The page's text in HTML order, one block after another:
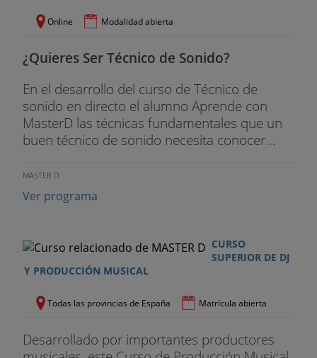
- El loop.
- Las escalas - Escala cromática y diatónica.
- Los acordes y arpegios.
- Los acordes mayores. Creación de melodías.
- Tipos de comienzo. Los signos de repetición.
- El quinto grado.
- Inversión de acordes - La ligadura de unión y la
síncopa.
Online Modalidad abierta
¿Quieres Ser Técnico de Sonido?
En el desarrollo del curso de Técnico de
sonido en directo el alumno Aprende con
MasterD las técnicas fundamentales que un
buen técnico de sonido necesita conocer...
MASTER D
Ver programa
CURSO
SUPERIOR DE DJ
Y PRODUCCIÓN MUSICAL
Todas las provincias de España Matrícula abierta
Desarrollado por importantes productores